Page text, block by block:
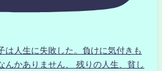
は人生に失敗した。負けに気付きも
んかありません、 残りの人生、貧し